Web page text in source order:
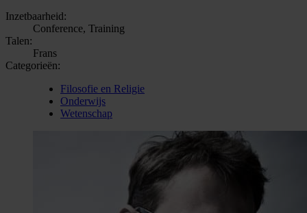
Inzetbaarheid:
Conference, Training
Talen:
Frans
Categorieën:
Filosofie en Religie
Onderwijs
Wetenschap